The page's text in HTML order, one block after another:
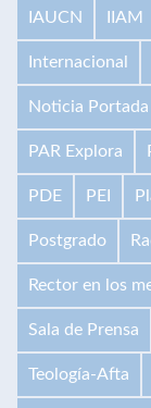
IAUCN IIAM
Internacional
Noticia Portada
PAR Explora
PDE PEI
Postgrado
Rector en los
Sala de Prensa
Teología-Afta